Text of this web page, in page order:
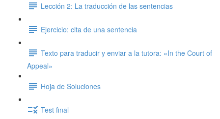
Lección 2: La traducción de las sentencias
Ejercicio: cita de una sentencia
Texto para traducir y enviar a la tutora: «In the Court of
Appeal»
Hoja de Soluciones
Test final